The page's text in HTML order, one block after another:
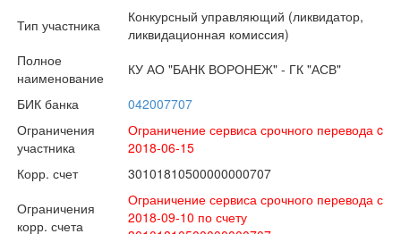
Тип участника
Конкурсный управляющий (ликвидатор,
ликвидационная комиссия)
Полное
наименование
КУ АО "БАНК ВОРОНЕЖ" - ГК "АСВ"
БИК банка
042007707
Ограничения
участника
Ограничение сервиса срочного перевода c
2018-06-15
Корр. счет
30101810500000000707
Ограничения
корр. счета
Ограничение сервиса срочного перевода с
2018-09-10 по счету